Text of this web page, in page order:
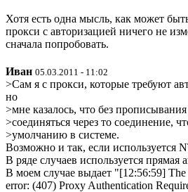
Хотя есть одна мысль, как может
прокси с авторизацией ничего не
сначала попробовать.
Иван 05.03.2011 - 11:02
>Сам я с прокси, которые требуют
но
>мне казалось, что без
>соединяться через то соединение,
>умолчанию в системе.
Возможно и так, если используется
В ряде случаев используется прямая
В моем случае выдает "[12:56:59] The
error: (407) Proxy Authentication